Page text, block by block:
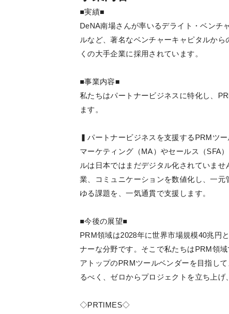
■実績■
DeNA南場さんが率いるデライト・ベンチ
ルなど、著名なベンチャーキャピタルか
くの大手企業に採用されています。
■事業内容■
私たちはパートナービジネスに特化し、
ます。
▍パートナービジネスを支援するPRMツ
マーケティング（MA）やセールス（SFA
ルは日本ではまだデジタル化されていま
業、コミュニケーションを数値化し、一
ゆる課題を、一気通貫で支援します。
■今後の展望■
PRM領域は2028年に世界市場規模40兆円
ナーな分野です。そこで私たちはPRM領
アトップのPRMツールベンダーを目指し
るべく、ゼロからプロジェクトを立ち上げ
◇PRTIMES◇